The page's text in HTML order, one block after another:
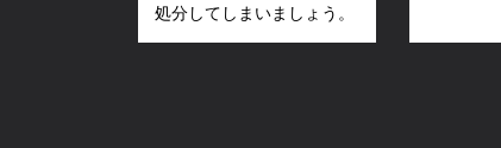
処分してしまいましょう。